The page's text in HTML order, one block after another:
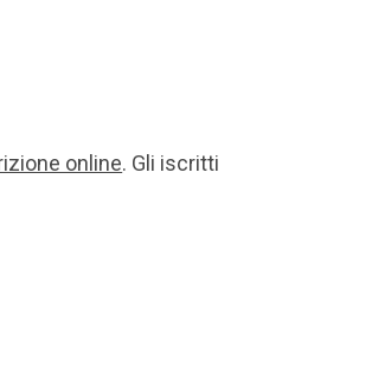
online. Gli iscritti